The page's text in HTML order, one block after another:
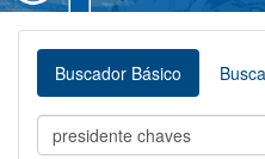
Buscador Básico